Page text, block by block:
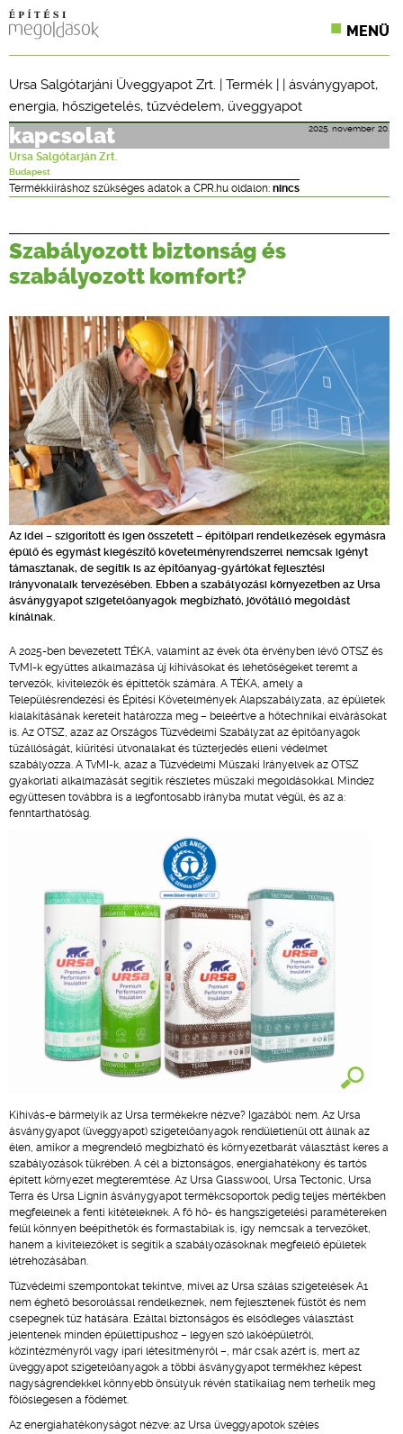
MENÜ
SZAKLAPOK
CPR TERMÉKKIÍRÁS
ÉPÍTÉSI JOG
ONLINE KÉPZÉSEK
TERVEZÉSI SEGÉDLETEK
Ursa Salgótarjáni Üveggyapot Zrt. | Termék | | ásványgyapot,
energia, hőszigetelés, tűzvédelem, üveggyapot
2025. november 20.
kapcsolat
Ursa Salgótarján Zrt.
Budapest
Termékkiíráshoz szükséges adatok a CPR.hu oldalon: nincs
Szabályozott biztonság és
szabályozott komfort?
Az idei – szigorított és igen összetett – építőipari rendelkezések egymásra
épülő és egymást kiegészítő követelményrendszerrel nemcsak igényt
támasztanak, de segítik is az építőanyag-gyártókat fejlesztési
irányvonalaik tervezésében. Ebben a szabályozási környezetben az Ursa
ásványgyapot szigetelőanyagok megbízható, jövőtálló megoldást
kínálnak.
A 2025-ben bevezetett TÉKA, valamint az évek óta érvényben lévő OTSZ és
TvMI-k együttes alkalmazása új kihívásokat és lehetőségeket teremt a
tervezők, kivitelezők és építtetők számára. A TÉKA, amely a
Településrendezési és Építési Követelmények Alapszabályzata, az épületek
kialakításának kereteit határozza meg – beleértve a hőtechnikai elvárásokat
is. Az OTSZ, azaz az Országos Tűzvédelmi Szabályzat az építőanyagok
tűzállóságát, kiürítési útvonalakat és tűzterjedés elleni védelmet
szabályozza. A TvMI-k, azaz a Tűzvédelmi Műszaki Irányelvek az OTSZ
gyakorlati alkalmazását segítik részletes műszaki megoldásokkal. Mindez
együttesen továbbra is a legfontosabb irányba mutat végül, és az a:
fenntarthatóság.
Kihívás-e bármelyik az Ursa termékekre nézve? Igazából: nem. Az Ursa
ásványgyapot (üveggyapot) szigetelőanyagok rendületlenül ott állnak az
élen, amikor a megrendelő megbízható és környezetbarát választást keres a
szabályozások tükrében. A cél a biztonságos, energiahatékony és tartós
épített környezet megteremtése. Az Ursa Glasswool, Ursa Tectonic, Ursa
Terra és Ursa Lignin ásványgyapot termékcsoportok pedig teljes mértékben
megfelelnek a fenti kitételeknek. A fő hő- és hangszigetelési paramétereken
felül könnyen beépíthetők és formastabilak is, így nemcsak a tervezőket,
hanem a kivitelezőket is segítik a szabályozásoknak megfelelő épületek
létrehozásában.
Tűzvédelmi szempontokat tekintve, mivel az Ursa szálas szigetelések A1
nem éghető besorolással rendelkeznek, nem fejlesztenek füstöt és nem
csepegnek tűz hatására. Ezáltal biztonságos és elsődleges választást
jelentenek minden épülettípushoz – legyen szó lakóépületről,
közintézményről vagy ipari létesítményről –, már csak azért is, mert az
üveggyapot szigetelőanyagok a többi ásványgyapot termékhez képest
nagyságrendekkel könnyebb önsúlyuk révén statikailag nem terhelik meg
fölöslegesen a födémet.
Az energiahatékonyságot nézve: az Ursa üveggyapotok széles